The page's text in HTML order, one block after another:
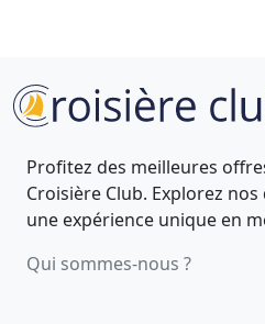
Profitez des meilleures
Croisière Club. Explorez
une expérience unique en
Qui sommes-nous ?